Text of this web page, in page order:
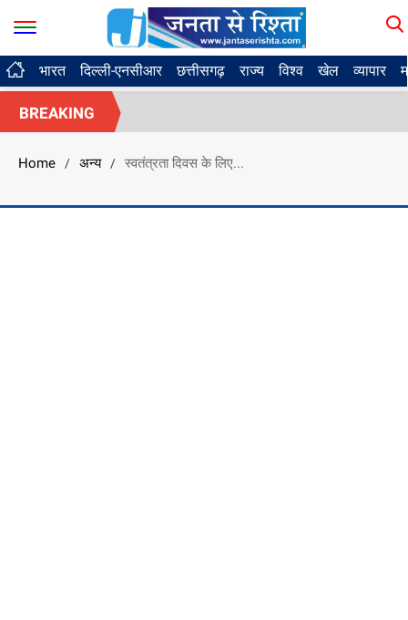
भारत दिल्ली-एनसीआर छत्तीसगढ़ राज्य विश्व खेल व्यापार
BREAKING
Home / अन्य / स्वतंत्रता दिवस के लिए...